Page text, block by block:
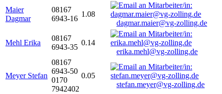
Maier
Dagmar
08167
6943-16
1.08
dagmar.maier@vg-zolling.de
Mehl Erika
08167
6943-35
0.14
erika.mehl@vg-zolling.de
Meyer Stefan
08167
6943-50
0170
7942402
0.05
stefan.meyer@vg-zolling.de